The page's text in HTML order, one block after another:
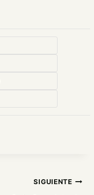
SIGUIENTE